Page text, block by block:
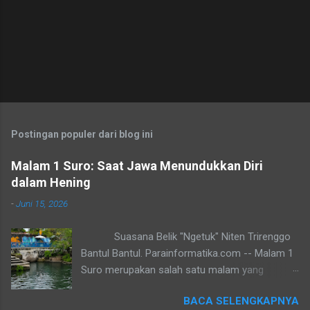
Postingan populer dari blog ini
Malam 1 Suro: Saat Jawa Menundukkan Diri
dalam Hening
-Juni 15, 2026
Suasana Belik "Ngetuk" Niten Trirenggo
Bantul Bantul. Parainformatika.com -- Malam 1
Suro merupakan salah satu malam yang
Jawa. Malam ini menandai pergantian tahun
BACA SELENGKAPNYA